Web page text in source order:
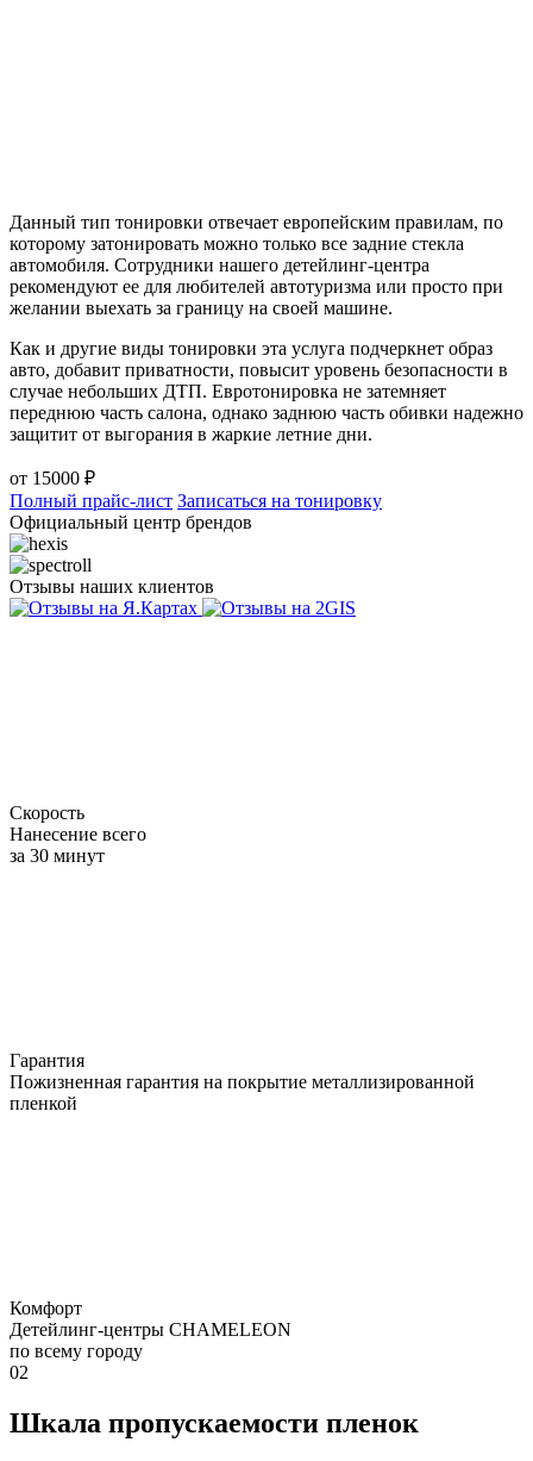
Данный тип тонировки отвечает европейским правилам, по
которому затонировать можно только все задние стекла
автомобиля. Сотрудники нашего детейлинг-центра
рекомендуют ее для любителей автотуризма или просто при
желании выехать за границу на своей машине.
Как и другие виды тонировки эта услуга подчеркнет образ
авто, добавит приватности, повысит уровень безопасности в
случае небольших ДТП. Евротонировка не затемняет
переднюю часть салона, однако заднюю часть обивки надежно
защитит от выгорания в жаркие летние дни.
от 15000 ₽
Полный прайс-лист Записаться на тонировку
Официальный центр брендов
Отзывы наших клиентов
Скорость
Нанесение всего
за 30 минут
Гарантия
Пожизненная гарантия на покрытие металлизированной
пленкой
Комфорт
Детейлинг-центры CHAMELEON
по всему городу
02
Шкала пропускаемости пленок